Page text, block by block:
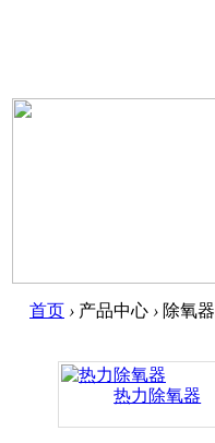
首页 › 产品中心 › 除氧器
热力除氧器